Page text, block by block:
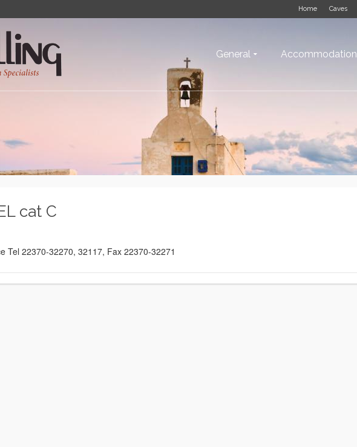
Home Caves
General Accommodation
cat C
Tel 22370-32270, 32117, Fax 22370-32271